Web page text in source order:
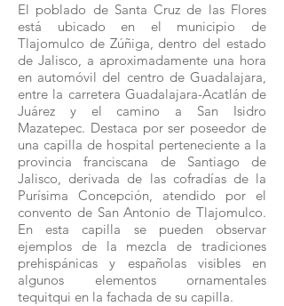
El poblado de Santa Cruz de las Flores
está ubicado en el municipio de
Tlajomulco de Zúñiga, dentro del estado
de Jalisco, a aproximadamente una hora
en automóvil del centro de Guadalajara,
entre la carretera Guadalajara-Acatlán de
Juárez y el camino a San Isidro
Mazatepec. Destaca por ser poseedor de
una capilla de hospital perteneciente a la
provincia franciscana de Santiago de
Jalisco, derivada de las cofradías de la
Purísima Concepción, atendido por el
convento de San Antonio de Tlajomulco.
En esta capilla se pueden observar
ejemplos de la mezcla de tradiciones
prehispánicas y españolas visibles en
algunos elementos ornamentales
tequitqui en la fachada de su capilla.